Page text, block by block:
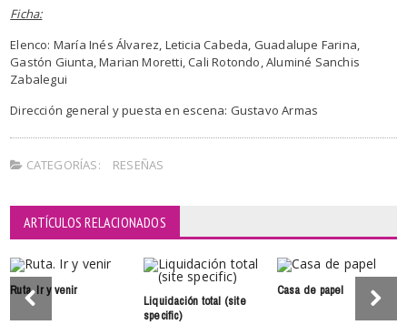
Ficha:
Elenco: María Inés Álvarez, Leticia Cabeda, Guadalupe Farina,
Gastón Giunta, Marian Moretti, Cali Rotondo, Aluminé Sanchis
Zabalegui
Dirección general y puesta en escena: Gustavo Armas
CATEGORÍAS: RESEÑAS
ARTÍCULOS RELACIONADOS
Ruta. Ir y venir
Liquidación total (site
specific)
Casa de papel